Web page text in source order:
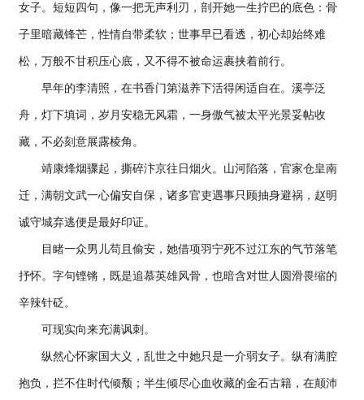
女子。短短四句，像一把无声利刃，剖开她一生拧巴的底色：骨
子里暗藏锋芒，性情自带柔软；世事早已看透，初心却始终难
松，万般不甘积压心底，又不得不被命运裹挟着前行。
早年的李清照，在书香门第滋养下活得闲适自在。溪亭泛
舟，灯下填词，岁月安稳无风霜，一身傲气被太平光景妥帖收
藏，不必刻意展露棱角。
靖康烽烟骤起，撕碎汴京往日烟火。山河陷落，官家仓皇南
迁，满朝文武一心偏安自保，诸多官吏遇事只顾抽身避祸，赵明
诚守城弃逃便是最好印证。
目睹一众男儿苟且偷安，她借项羽宁死不过江东的气节落笔
抒怀。字句铿锵，既是追慕英雄风骨，也暗含对世人圆滑畏缩的
辛辣针砭。
可现实向来充满讽刺。
纵然心怀家国大义，乱世之中她只是一介弱女子。纵有满腔
抱负，拦不住时代倾颓；半生倾尽心血收藏的金石古籍，在颠沛